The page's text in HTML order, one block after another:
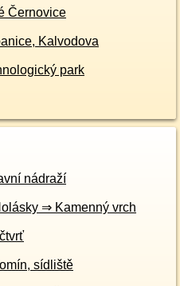
Černovice
Kalvodova
park
nádraží
⇒ Kamenný vrch
sídliště